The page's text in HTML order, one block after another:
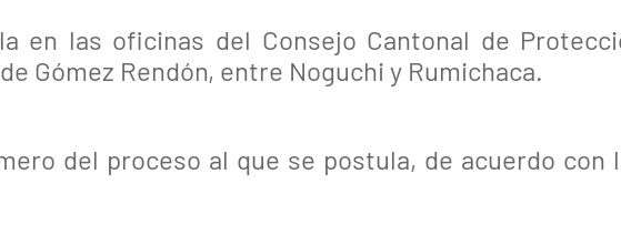
en las oficinas del Consejo Cantonal de
Gómez Rendón, entre Noguchi y Rumichaca.
del proceso al que se postula, de acuerdo con